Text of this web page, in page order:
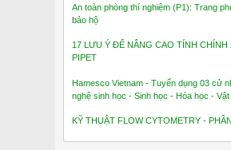
An toàn phòng thí nghiệm (P1): Trang
bảo hộ
17 LƯU Ý ĐỂ NÂNG CAO TÍNH CHÍNH
PIPET
Hamesco Vietnam - Tuyển dụng 03 cử
nghệ sinh học - Sinh học - Hóa học - Vật
KỸ THUẬT FLOW CYTOMETRY -